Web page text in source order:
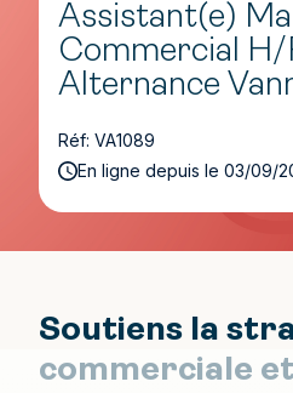
Assistant(e)
Commercial H/
Alternance
Réf: VA1089
En ligne depuis le 03/09/
Soutiens la
commerciale